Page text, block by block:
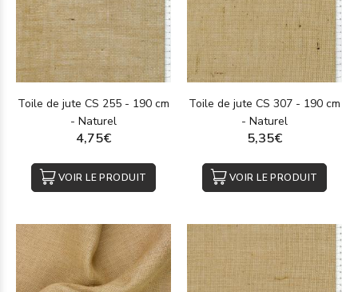
Toile de jute CS 255 - 190 cm
- Naturel
4,75€
VOIR LE PRODUIT
Toile de jute CS 307 - 190 cm
- Naturel
5,35€
VOIR LE PRODUIT